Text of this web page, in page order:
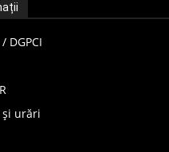
/ DGPCI
și urări